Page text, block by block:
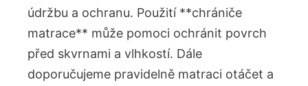
údržbu⁢ a ochranu.​ Použití **chrániče
matrace**⁤ může pomoci ochránit povrch
před skvrnami a vlhkostí. Dále
doporučujeme pravidelně matraci otáčet a